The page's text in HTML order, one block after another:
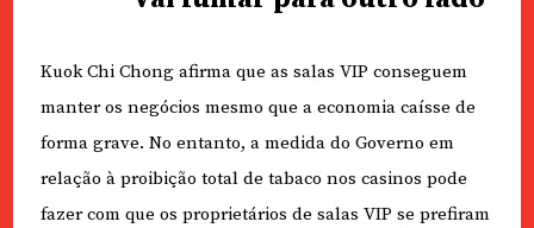
Kuok Chi Chong afirma que as salas VIP conseguem
manter os negócios mesmo que a economia caísse de
forma grave. No entanto, a medida do Governo em
relação à proibição total de tabaco nos casinos pode
fazer com que os proprietários de salas VIP se prefiram